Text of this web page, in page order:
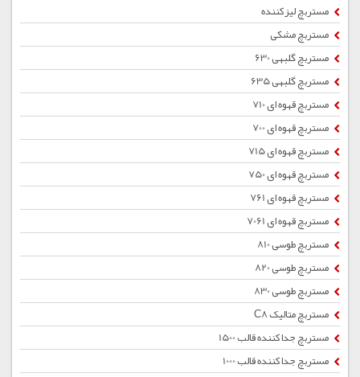
مستربچ لیزکننده
مستربچ مشکی
مستربچ گلبهی 630
مستربچ گلبهی 635
مستربچ قهوه ای 710
مستربچ قهوه ای 700
مستربچ قهوه ای 715
مستربچ قهوه ای 750
مستربچ قهوه ای 761
مستربچ قهوه ای 7061
مستربچ طوسی 810
مستربچ طوسی 820
مستربچ طوسی 830
مستربچ متالیک C8
مستربچ جداکننده قالب 1500
مستربچ جداکننده قالب 1000